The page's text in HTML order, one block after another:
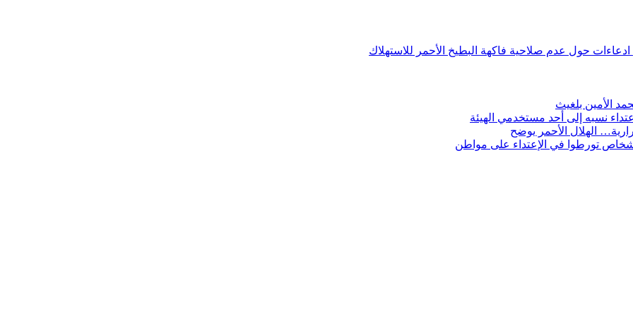
ادعاءات حول عدم صلاحية فاكهة البطيخ الأحمر للاستهلاك
الأمين بلغيث
نسبه إلى أحد مستخدمي الهيئة
الهلال الأحمر يوضح